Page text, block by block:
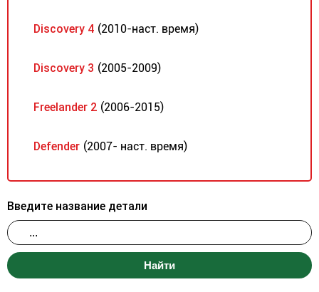
Discovery 4 (2010-наст. время)
Discovery 3 (2005-2009)
Freelander 2 (2006-2015)
Defender (2007- наст. время)
Введите название детали
Найти